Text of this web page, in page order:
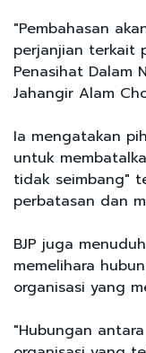
"Pembahasan
perjanjian terkait
Penasihat Dalam
Jahangir Alam
Ia mengatakan
untuk
tidak seimbang"
perbatasan dan
BJP juga
memelihara
organisasi yang
"Hubungan